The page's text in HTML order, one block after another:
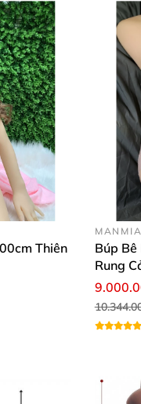
đầy mê hoặc. Ánh
lanh trong suốt,
đơn sa, môi tựa
từng đường nét
Thiên
Búp
Rung